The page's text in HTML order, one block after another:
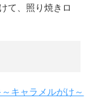
て、照り焼きロ
キャラメルがけ～